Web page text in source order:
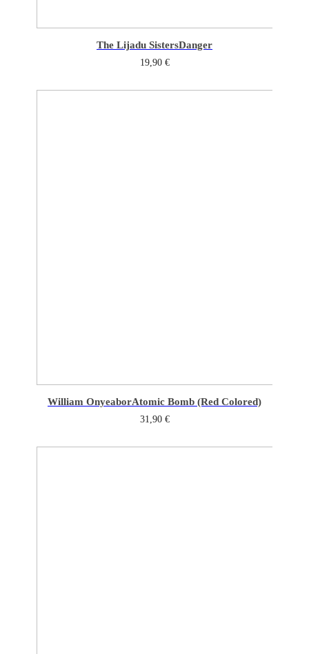
The Lijadu SistersDanger
19,90 €
William OnyeaborAtomic Bomb (Red Colored)
31,90 €